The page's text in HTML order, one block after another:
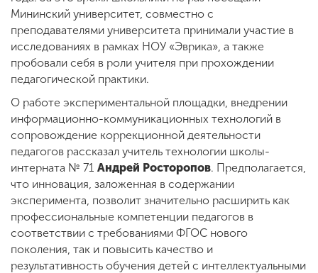
Мининский университет, совместно с
преподавателями университета принимали участие в
исследованиях в рамках НОУ «Эврика», а также
пробовали себя в роли учителя при прохождении
педагогической практики.
О работе экспериментальной площадки, внедрении
информационно-коммуникационных технологий в
сопровождение коррекционной деятельности
педагогов рассказал учитель технологии школы-
интерната № 71 Андрей Росторопов. Предполагается,
что инновация, заложенная в содержании
эксперимента, позволит значительно расширить как
профессиональные компетенции педагогов в
соответствии с требованиями ФГОС нового
поколения, так и повысить качество и
результативность обучения детей с интеллектуальными